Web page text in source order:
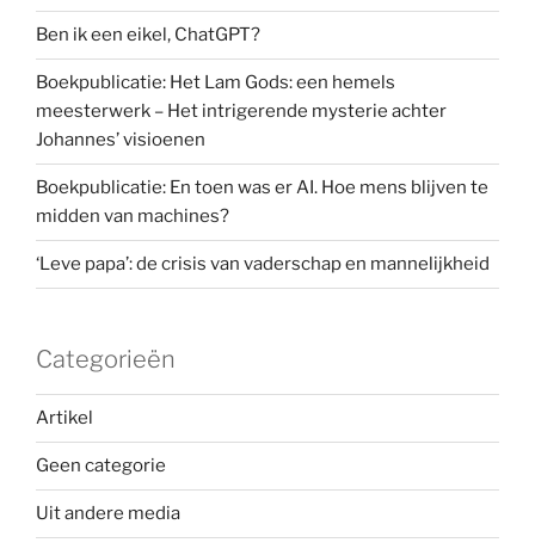
Ben ik een eikel, ChatGPT?
Boekpublicatie: Het Lam Gods: een hemels
meesterwerk – Het intrigerende mysterie achter
Johannes’ visioenen
Boekpublicatie: En toen was er AI. Hoe mens blijven te
midden van machines?
‘Leve papa’: de crisis van vaderschap en mannelijkheid
Categorieën
Artikel
Geen categorie
Uit andere media